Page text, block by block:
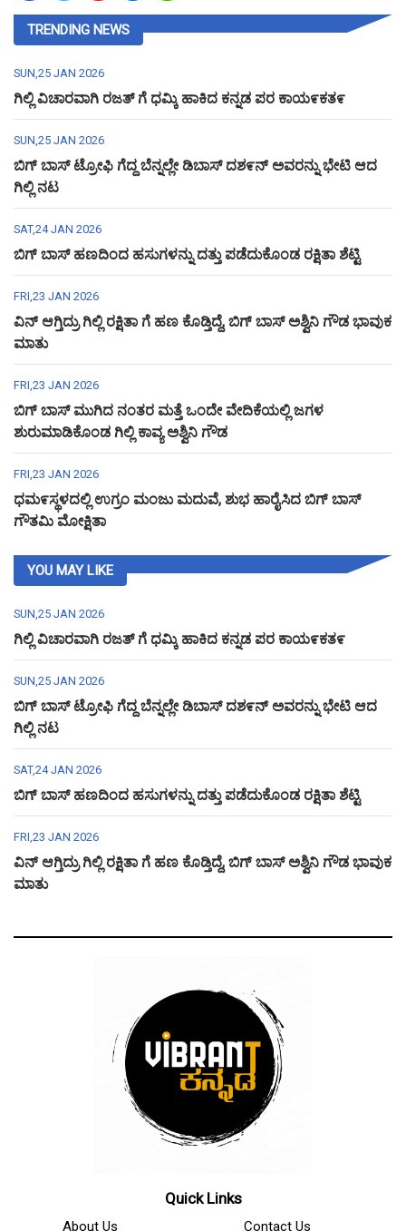
TRENDING NEWS
SUN,25 JAN 2026
ಗಿಲ್ಲಿ ವಿಚಾರವಾಗಿ ರಜತ್ ಗೆ ಧಮ್ಕಿ ಹಾಕಿದ ಕನ್ನಡ ಪರ ಕಾಯ೯ಕತ೯
SUN,25 JAN 2026
ಬಿಗ್ ಬಾಸ್ ಟ್ರೋಫಿ ಗೆದ್ದ ಬೆನ್ನಲ್ಲೇ ಡಿಬಾಸ್ ದಶ೯ನ್ ಅವರನ್ನು ಭೇಟಿ ಆದ
ಗಿಲ್ಲಿ ನಟ
SAT,24 JAN 2026
ಬಿಗ್ ಬಾಸ್ ಹಣದಿಂದ ಹಸುಗಳನ್ನು ದತ್ತು ಪಡೆದುಕೊಂಡ ರಕ್ಷಿತಾ ಶೆಟ್ಟಿ
FRI,23 JAN 2026
ವಿನ್ ಆಗ್ತಿದ್ರು ಗಿಲ್ಲಿ ರಕ್ಷಿತಾ ಗೆ ಹಣ ಕೊಡ್ತಿದ್ದೆ, ಬಿಗ್ ಬಾಸ್ ಅಶ್ವಿನಿ ಗೌಡ ಭಾವುಕ
ಮಾತು
FRI,23 JAN 2026
ಬಿಗ್ ಬಾಸ್ ಮುಗಿದ ನಂತರ ಮತ್ತೆ ಒಂದೇ ವೇದಿಕೆಯಲ್ಲಿ ಜಗಳ
ಶುರುಮಾಡಿಕೊಂಡ ಗಿಲ್ಲಿ ಕಾವ್ಯ ಅಶ್ವಿನಿ ಗೌಡ
FRI,23 JAN 2026
ಧಮ೯ಸ್ಥಳದಲ್ಲಿ ಉಗ್ರಂ ಮಂಜು ಮದುವೆ, ಶುಭ ಹಾರೈಸಿದ ಬಿಗ್ ಬಾಸ್
ಗೌತಮಿ ಮೋಕ್ಷಿತಾ
YOU MAY LIKE
SUN,25 JAN 2026
ಗಿಲ್ಲಿ ವಿಚಾರವಾಗಿ ರಜತ್ ಗೆ ಧಮ್ಕಿ ಹಾಕಿದ ಕನ್ನಡ ಪರ ಕಾಯ೯ಕತ೯
SUN,25 JAN 2026
ಬಿಗ್ ಬಾಸ್ ಟ್ರೋಫಿ ಗೆದ್ದ ಬೆನ್ನಲ್ಲೇ ಡಿಬಾಸ್ ದಶ೯ನ್ ಅವರನ್ನು ಭೇಟಿ ಆದ
ಗಿಲ್ಲಿ ನಟ
SAT,24 JAN 2026
ಬಿಗ್ ಬಾಸ್ ಹಣದಿಂದ ಹಸುಗಳನ್ನು ದತ್ತು ಪಡೆದುಕೊಂಡ ರಕ್ಷಿತಾ ಶೆಟ್ಟಿ
FRI,23 JAN 2026
ವಿನ್ ಆಗ್ತಿದ್ರು ಗಿಲ್ಲಿ ರಕ್ಷಿತಾ ಗೆ ಹಣ ಕೊಡ್ತಿದ್ದೆ, ಬಿಗ್ ಬಾಸ್ ಅಶ್ವಿನಿ ಗೌಡ ಭಾವುಕ
ಮಾತು
Quick Links
About Us Contact Us